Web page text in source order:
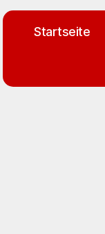
Startseite